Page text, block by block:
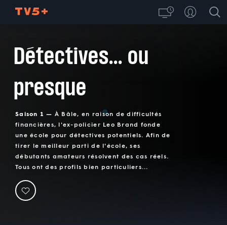
Détectives... ou
presque
Saison 1 — À Bâle, en raison de difficultés
financières, l'ex-policier Leo Brand fonde
une école pour détectives potentiels. Afin de
tirer le meilleur parti de l'école, ses
débutants amateurs résolvent des cas réels.
Tous ont des profils bien particuliers...